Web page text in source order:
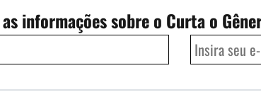
informações sobre o Curta o